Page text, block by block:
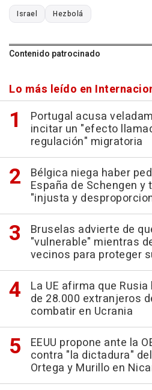
Israel Hezbolá
Contenido patrocinado
Lo más leído en
Portugal acusa
incitar un "efecto
regulación" migratoria
Bélgica niega haber
España de Schengen y
"injusta y
Bruselas advierte de
"vulnerable" mientras
vecinos para proteger
La UE afirma que
de 28.000 extranjeros
combatir en Ucrania
EEUU propone ante la
contra "la dictadura"
Ortega y Murillo en